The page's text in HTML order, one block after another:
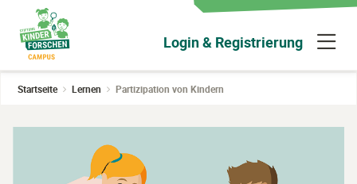
Hauptinhalt
wechseln
Login & Registrierung
Startseite Lernen Partizipation von Kindern